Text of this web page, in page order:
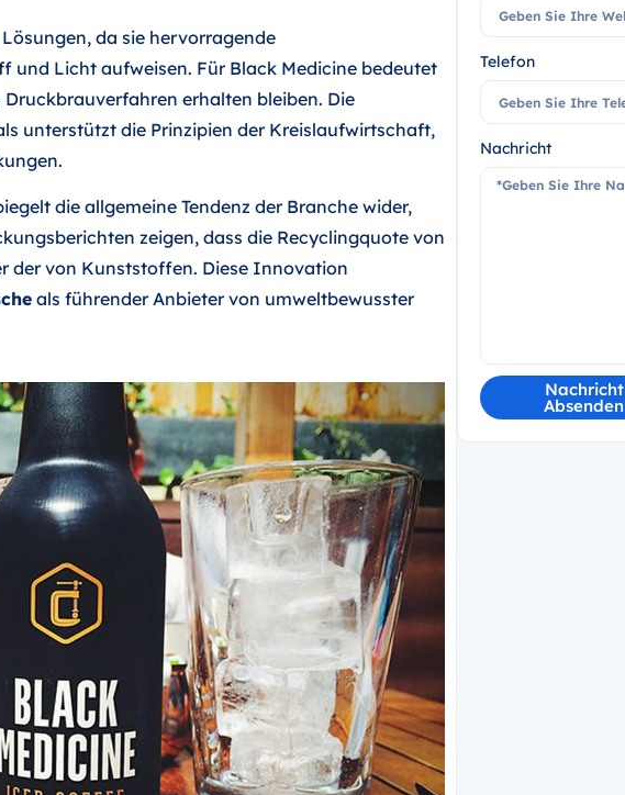
da sie hervorragende
und Licht aufweisen. Für Black Medicine bedeutet
erhalten bleiben. Die
unterstützt die Prinzipien der Kreislaufwirtschaft,
die allgemeine Tendenz der Branche wider,
zeigen, dass die Recyclingquote von
der von Kunststoffen. Diese Innovation
als führender Anbieter von umweltbewusster
Telefon
Nachricht
Nachricht
Absenden